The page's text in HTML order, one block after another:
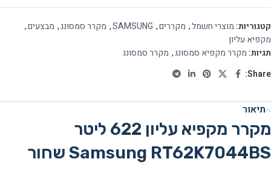
קטגוריות: מוצרי חשמל, מקררים,
SAMSUNG
, מקרר סמסונג, מבצעים,
מקפיא עליון
תגיות: מקרר מקפיא סמסונג, מקרר סמסונג
Share:
תיאור
מקרר מקפיא עליון 622 ליטר
Samsung RT62K7044BS שחור